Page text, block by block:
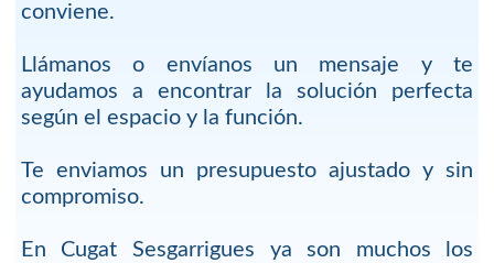
conviene.
Llámanos o envíanos un mensaje y te
ayudamos a encontrar la solución perfecta
según el espacio y la función.
Te enviamos un presupuesto ajustado y sin
compromiso.
En Cugat Sesgarrigues ya son muchos los